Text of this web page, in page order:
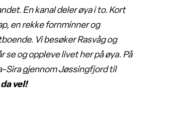
En kanal deler øya i to. Kort
en rekke fornminner og
Vi besøker Rasvåg og
se og oppleve livet her på øya. På
Sira gjennom Jøssingfjord til
vel!